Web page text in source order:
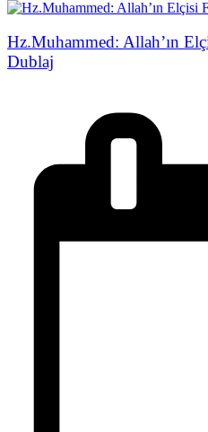
Hz.Muhammed: Allah’ın
Dublaj